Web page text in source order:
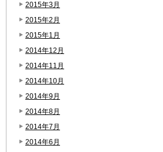
2015年3月
2015年2月
2015年1月
2014年12月
2014年11月
2014年10月
2014年9月
2014年8月
2014年7月
2014年6月